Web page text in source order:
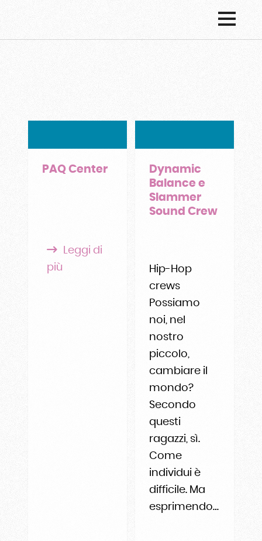
PAQ Center
Leggi di
più
Dynamic
Balance e
Slammer
Sound Crew
Hip-Hop
crews
Possiamo
noi, nel
nostro
piccolo,
cambiare il
mondo?
Secondo
questi
ragazzi, sì.
Come
individui è
difficile. Ma
esprimendo…